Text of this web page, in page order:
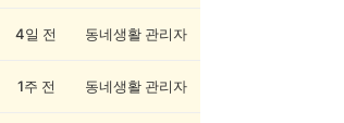
4일 전 동네생활 관리자
1주 전 동네생활 관리자